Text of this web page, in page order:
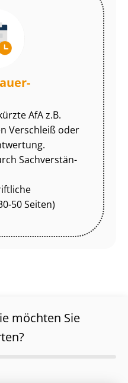
AfA z.B.
Verschleiß oder
Sach­ver­stän­
50 Seiten)
möchten Sie